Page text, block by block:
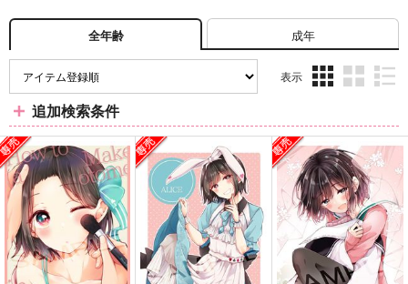
全年齢 成年
表示
ム
表
示
ム
表
示
ム
表
追加検索条件